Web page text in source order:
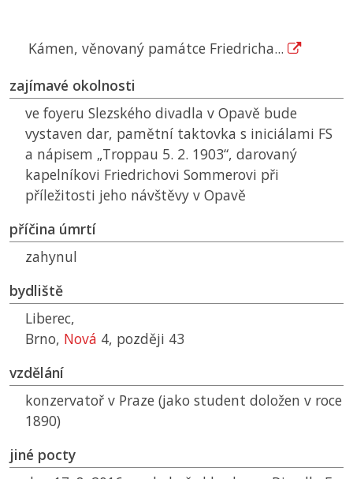
Kámen, věnovaný památce Friedricha...
zajímavé okolnosti
ve foyeru Slezského divadla v Opavě bude
vystaven dar, pamětní taktovka s iniciálami FS
a nápisem „Troppau 5. 2. 1903“, darovaný
kapelníkovi Friedrichovi Sommerovi při
příležitosti jeho návštěvy v Opavě
příčina úmrtí
zahynul
bydliště
Liberec,
Brno, Nová 4, později 43
vzdělání
konzervatoř v Praze (jako student doložen v roce
1890)
jiné pocty